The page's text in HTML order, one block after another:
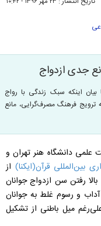
جدی ازدواج
اینکه سبک زندگی با رواج
ترویج فرهنگ مصرف‌گرایی، مانع
دانشگاه هنر تهران و
بین‌المللی قرآن(ایکنا) از
رفتن سن ازدواج جوانان
و رسوم غلط به جوانان
میل باطنی از تشکیل